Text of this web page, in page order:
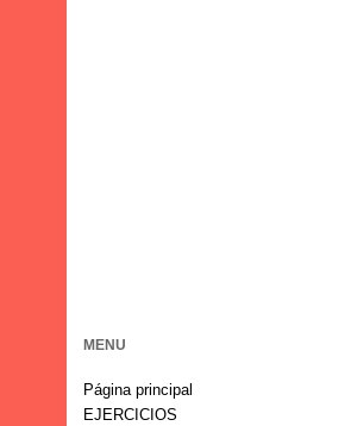
MENU
Página principal
EJERCICIOS